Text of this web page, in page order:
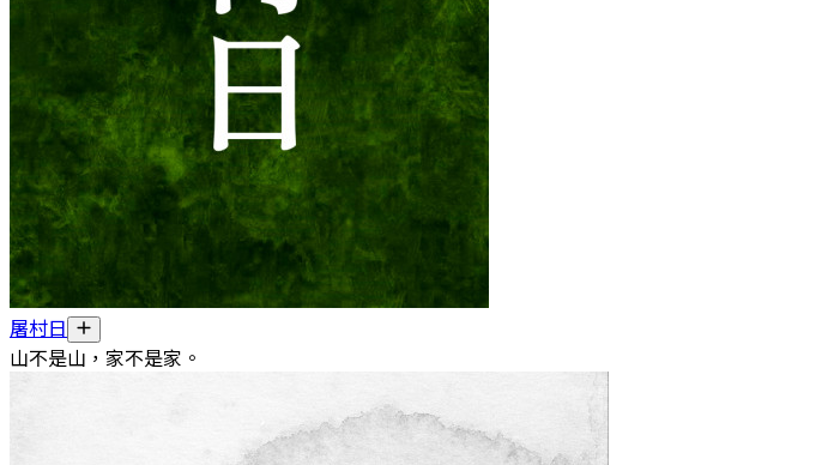
屠村日
山不是山，家不是家。